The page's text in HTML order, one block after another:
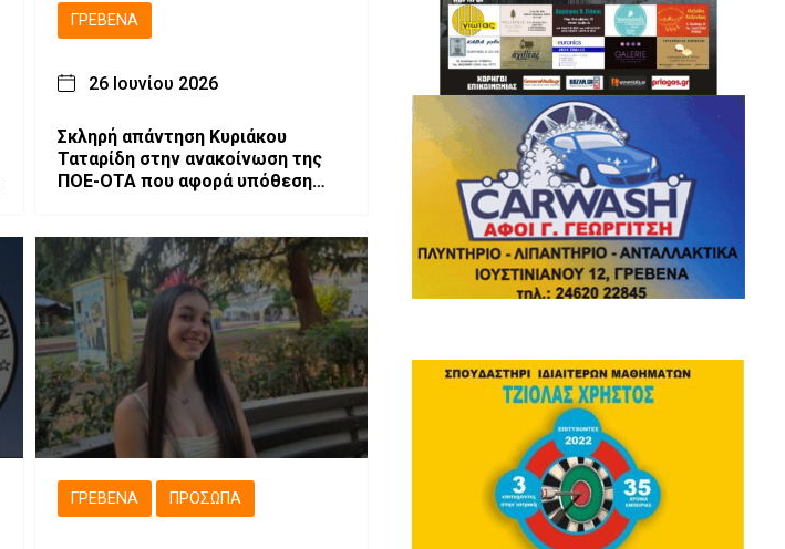
ΓΡΕΒΕΝΆ
26 Ιουνίου 2026
Σκληρή απάντηση Κυριάκου
Ταταρίδη στην ανακοίνωση της
ΠΟΕ-ΟΤΑ που αφορά υπόθεση
ΓΡΕΒΕΝΆ ΠΡΌΣΩΠΑ